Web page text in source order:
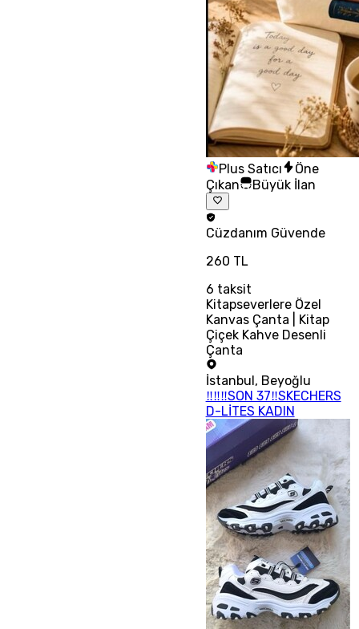
Plus Satıcı
Öne
Çıkan
Büyük İlan
Cüzdanım Güvende
260 TL
6 taksit
Kitapseverlere Özel
Kanvas Çanta | Kitap
Çiçek Kahve Desenli
Çanta
İstanbul , Beyoğlu
‼‼‼SON 37‼SKECHERS
D-LİTES KADIN